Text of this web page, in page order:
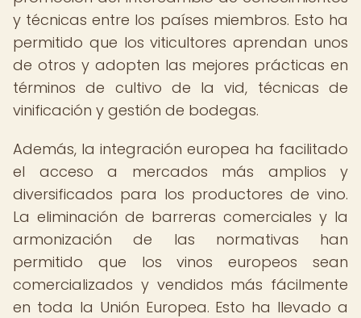
y técnicas entre los países miembros. Esto ha
permitido que los viticultores aprendan unos
de otros y adopten las mejores prácticas en
términos de cultivo de la vid, técnicas de
vinificación y gestión de bodegas.
Además, la integración europea ha facilitado
el acceso a mercados más amplios y
diversificados para los productores de vino.
La eliminación de barreras comerciales y la
armonización de las normativas han
permitido que los vinos europeos sean
comercializados y vendidos más fácilmente
en toda la Unión Europea. Esto ha llevado a